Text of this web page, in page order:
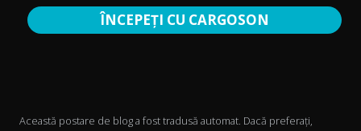
ÎNCEPEȚI CU CARGOSON
Această postare de blog a fost tradusă automat. Dacă preferați,